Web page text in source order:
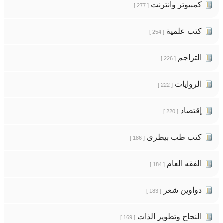
كمبيوتر وانترنت[ 277 ]
كتب علمية[ 254 ]
التراجم[ 226 ]
الروايات[ 222 ]
إقتصاد[ 220 ]
كتب طب بيطرى[ 186 ]
الفقه العام[ 184 ]
دواوين شعر[ 183 ]
النجاح وتطوير الذات[ 169 ]